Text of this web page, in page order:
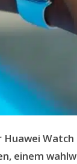
Watch
einem